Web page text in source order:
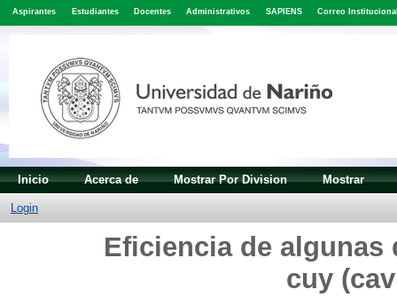
Aspirantes Estudiantes Docentes Administrativos SAPIENS Correo
Inicio Acerca de Mostrar Por Division Mostrar
Login
Eficiencia de algunas
cuy